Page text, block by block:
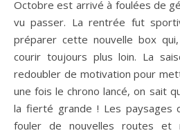
Octobre est arrivé à foulées de géant et nous n’avons rien
vu passer. La rentrée fut
préparer cette nouvelle box
courir toujours plus loin. La
redoubler de motivation pour
une fois le chrono lancé, on sait
la fierté grande ! Les paysages
fouler de nouvelles routes et